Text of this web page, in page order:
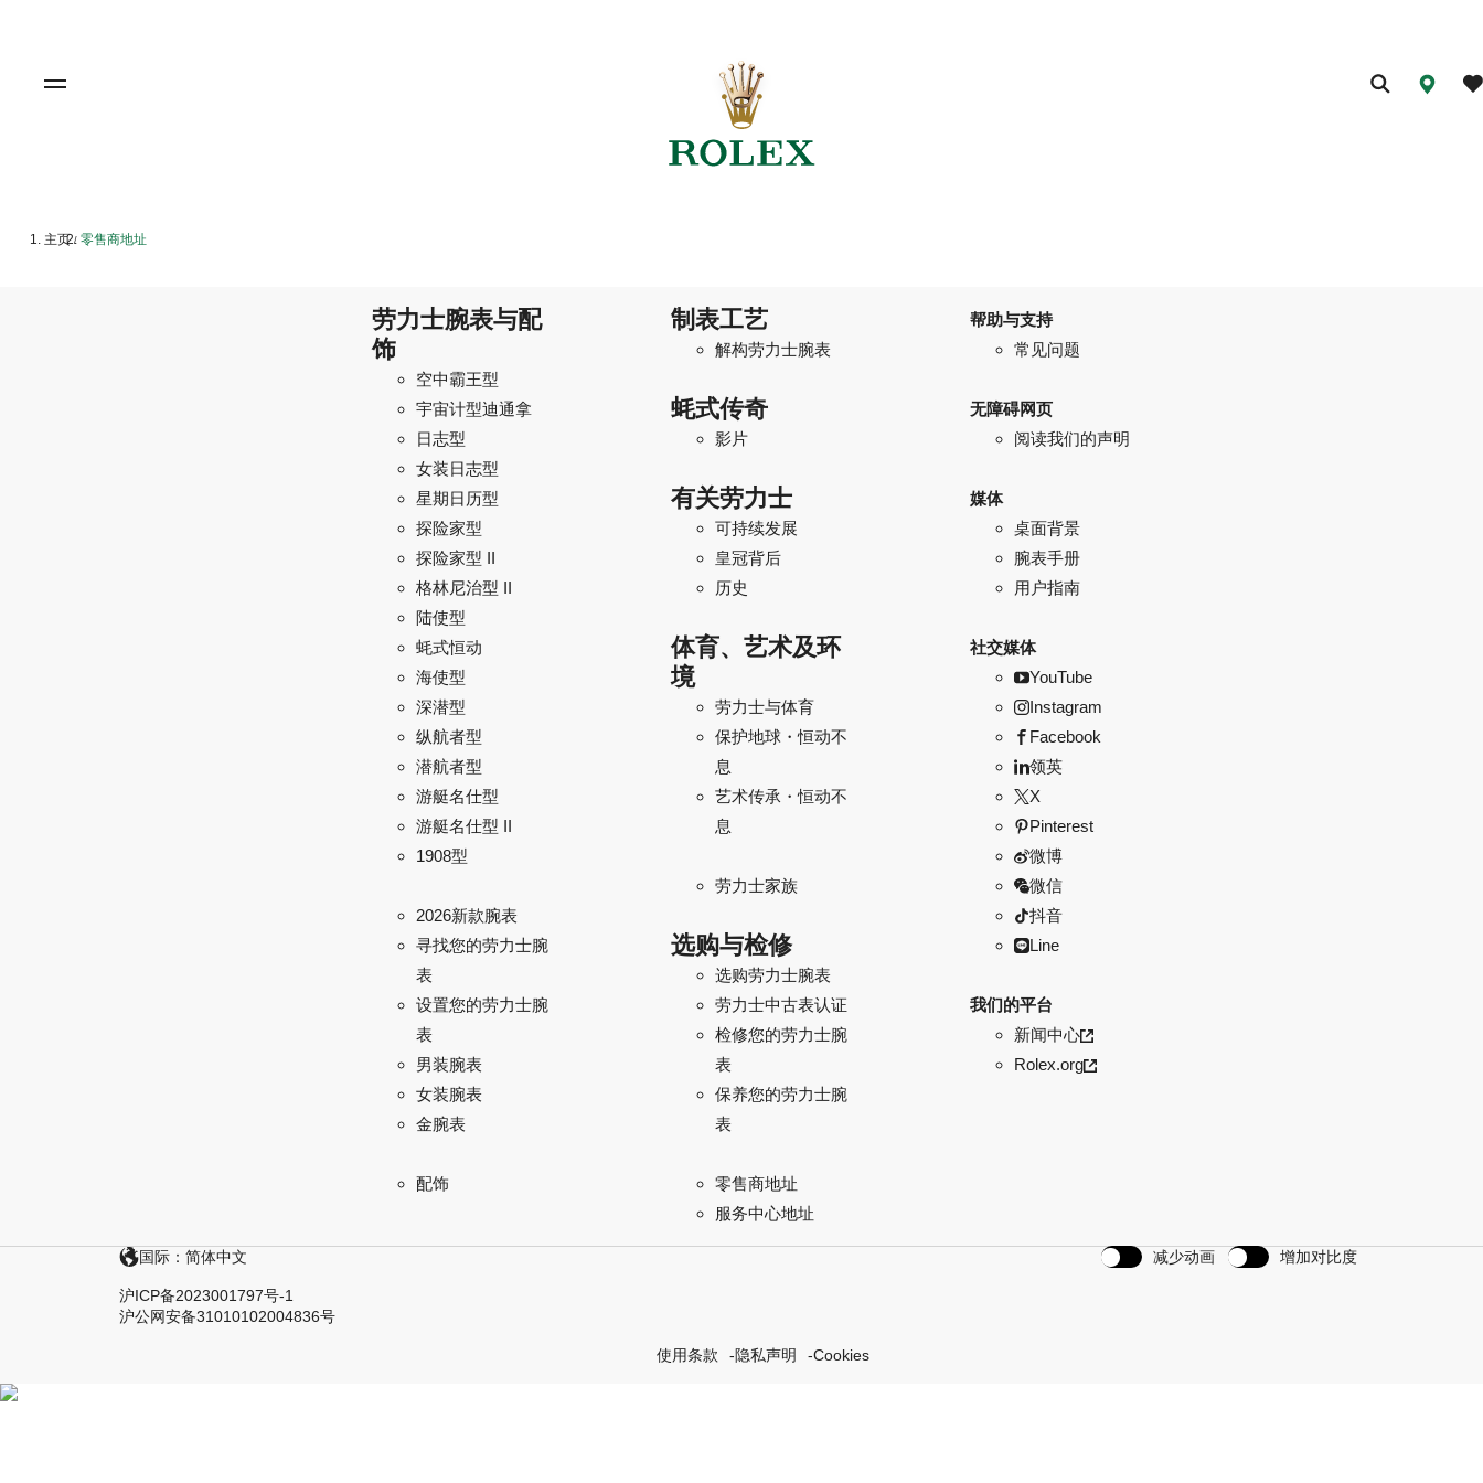
主页/ 零售商地址
劳力士腕表与配
饰
空中霸王型
宇宙计型迪通拿
日志型
女装日志型
星期日历型
探险家型
探险家型 II
格林尼治型 II
陆使型
蚝式恒动
海使型
深潜型
纵航者型
潜航者型
游艇名仕型
游艇名仕型 II
1908型
2026新款腕表
寻找您的劳力士腕
表
设置您的劳力士腕
表
男装腕表
女装腕表
金腕表
配饰
制表工艺
解构劳力士腕表
蚝式传奇
影片
有关劳力士
可持续发展
皇冠背后
历史
体育、艺术及环
境
劳力士与体育
保护地球・恒动不
息
艺术传承・恒动不
息
劳力士家族
选购与检修
选购劳力士腕表
劳力士中古表认证
检修您的劳力士腕
表
保养您的劳力士腕
表
零售商地址
服务中心地址
帮助与支持
常见问题
无障碍网页
阅读我们的声明
媒体
桌面背景
腕表手册
用户指南
社交媒体
YouTube
Instagram
Facebook
领英
X
Pinterest
微博
微信
抖音
Line
我们的平台
新闻中心
Rolex.org
国际：简体中文 减少动画 增加对比度
沪ICP备2023001797号-1
沪公网安备31010102004836号
使用条款 隐私声明 Cookies